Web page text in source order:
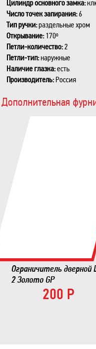
Цилиндр основного замка:
Число точек запирания:6
Тип ручки:раздельные хром
Открывание:170º
Петли-количество:2
Петли-тип:наружные
Наличие глазка:есть
Производитель:Россия
Дополнительная
Ограничитель дверной
2 Золото GP
200 Р